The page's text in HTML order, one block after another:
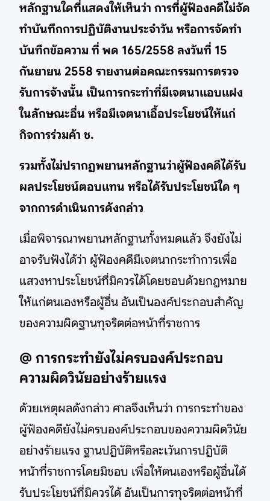
หลักฐานใดที่แสดงให้เห็นว่า การที่ผู้ฟ้องคดีไม่จัด
ทำบันทึกการปฏิบัติงานประจำวัน หรือการจัดทำ
บันทึกข้อความ ที่ พด 165/2558 ลงวันที่ 15
กันยายน 2558 รายงานต่อคณะกรรมการตรวจ
รับการจ้างนั้น เป็นการกระทำที่มีเจตนาแอบแฝง
ในลักษณะอื่น หรือมีเจตนาเอื้อประโยชน์ให้แก่
กิจการร่วมค้า ช.
รวมทั้งไม่ปรากฏพยานหลักฐานว่าผู้ฟ้องคดีได้รับ
ผลประโยชน์ตอบแทน หรือได้รับประโยชน์ใด ๆ
จากการดำเนินการดังกล่าว
เมื่อพิจารณาพยานหลักฐานทั้งหมดแล้ว จึงยังไม่
อาจรับฟังได้ว่า ผู้ฟ้องคดีมีเจตนากระทำการเพื่อ
แสวงหาประโยชน์ที่มิควรได้โดยชอบด้วยกฎหมาย
ให้แก่ตนเองหรือผู้อื่น อันเป็นองค์ประกอบสำคัญ
ของความผิดฐานทุจริตต่อหน้าที่ราชการ
@ การกระทำยังไม่ครบองค์ประกอบ
ความผิดวินัยอย่างร้ายแรง
ด้วยเหตุผลดังกล่าว ศาลจึงเห็นว่า การกระทำของ
ผู้ฟ้องคดียังไม่ครบองค์ประกอบของความผิดวินัย
อย่างร้ายแรง ฐานปฏิบัติหรือละเว้นการปฏิบัติ
หน้าที่ราชการโดยมิชอบ เพื่อให้ตนเองหรือผู้อื่นได้
รับประโยชน์ที่มิควรได้ อันเป็นการทุจริตต่อหน้าที่